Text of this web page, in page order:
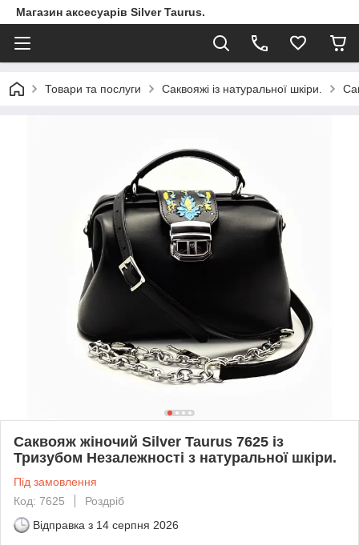
Магазин аксесуарів Silver Taurus.
Товари та послуги Саквояжі із натуральної шкіри.
Саквояж жіночий Silver Taurus 7625 із
Тризубом Незалежності з натуральної шкіри.
Під замовлення
Код: 7625
Роздріб
Відправка з 14 серпня 2026